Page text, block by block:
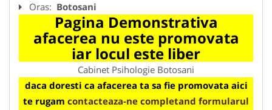
Oras: Botosani
Pagina Demonstrativa
afacerea nu este promovata
iar locul este liber
Cabinet Psihologie Botosani
daca doresti ca afacerea ta sa fie promovata aici
te rugam contacteaza-ne completand formularul